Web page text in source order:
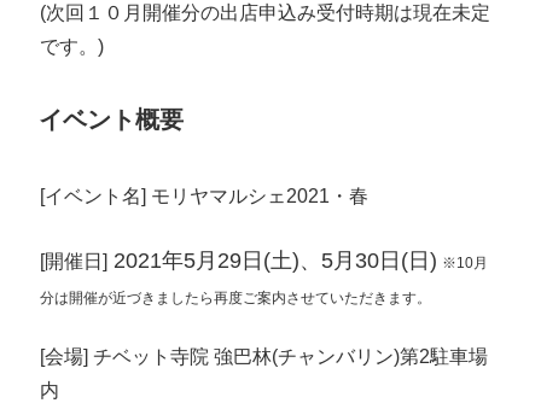
(次回１０月開催分の出店申込み受付時期は現在未定
です。)
イベント概要
[イベント名] モリヤマルシェ2021・春
[開催日]2021年5月29日(土)、5月30日(日) ※10月
分は開催が近づきましたら再度ご案内させていただきます。
[会場] チベット寺院 強巴林(チャンバリン)第2駐車場
内